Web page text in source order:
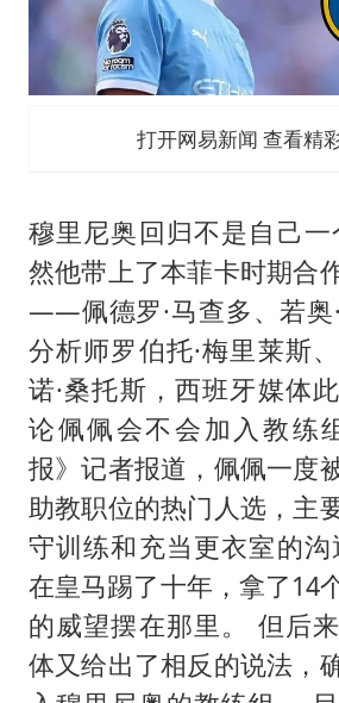
打开网易新闻 查看精
穆里尼奥回归不是自己
然他带上了本菲卡时期合
——佩德罗·马查多、若奥
分析师罗伯托·梅里莱斯
诺·桑托斯，西班牙媒体
论佩佩会不会加入教练
报》记者报道，佩佩一度
助教职位的热门人选，主
守训练和充当更衣室的
在皇马踢了十年，拿了14
的威望摆在那里。 但后
体又给出了相反的说法，